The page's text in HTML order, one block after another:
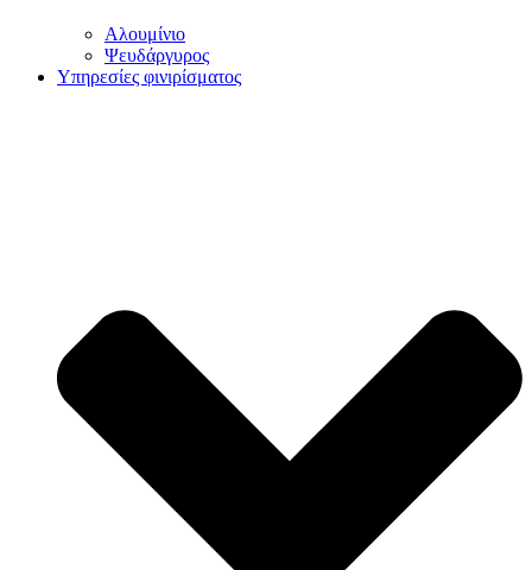
Αλουμίνιο
Ψευδάργυρος
Υπηρεσίες φινιρίσματος